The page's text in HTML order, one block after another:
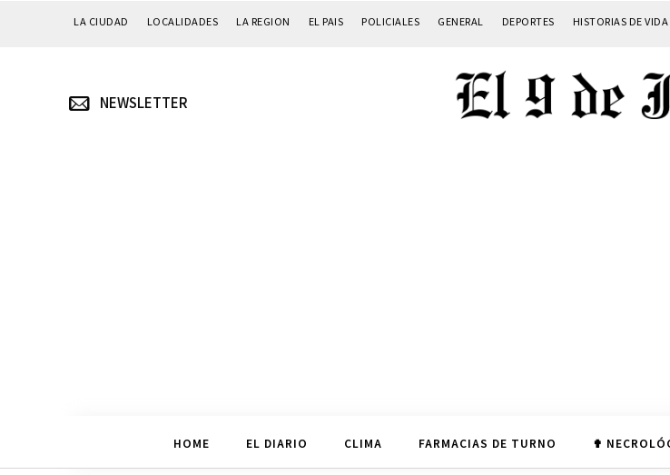
LA CIUDAD LOCALIDADES LA REGION EL PAIS POLICIALES GENERAL DEPORTES HISTORIAS DE VIDA
NEWSLETTER
HOME EL DIARIO CLIMA FARMACIAS DE TURNO ✟